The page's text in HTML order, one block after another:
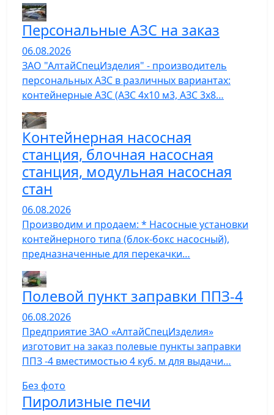
Персональные АЗС на заказ
06.08.2026
ЗАО "АлтайСпецИзделия" - производитель
персональных АЗС в различных вариантах:
контейнерные АЗС (АЗС 4х10 м3, АЗС 3х8…
Контейнерная насосная
станция, блочная насосная
станция, модульная насосная
стан
06.08.2026
Производим и продаем: * Насосные установки
контейнерного типа (блок-бокс насосный),
предназначенные для перекачки…
Полевой пункт заправки ППЗ-4
06.08.2026
Предприятие ЗАО «АлтайСпецИзделия»
изготовит на заказ полевые пункты заправки
ППЗ -4 вместимостью 4 куб. м для выдачи…
Без фото
Пиролизные печи